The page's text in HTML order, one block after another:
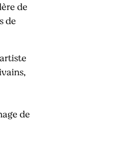
de
de
de